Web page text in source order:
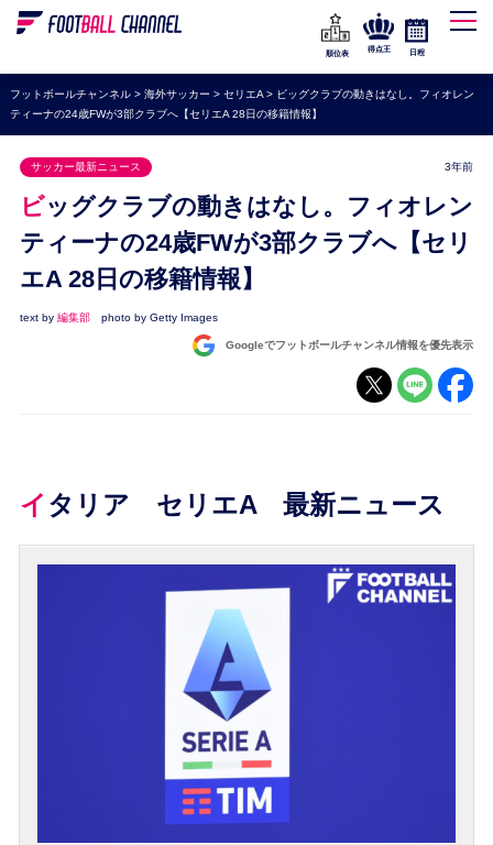
WEリーグ
海外サッカー
プレミアリーグ
ラ・リーガ
セリエA
ブンデスリーガ
UEFA
ナショナルチーム
順位表
得点王 日程
フットボールチャンネル> 海外サッカー > セリエA> ビッグクラブの動きはなし。フィオレン
ティーナの24歳FWが3部クラブへ【セリエA 28日の移籍情報】
サッカー最新ニュース 3年前
ビッグクラブの動きはなし。フィオレン
ティーナの24歳FWが3部クラブへ【セリ
エA 28日の移籍情報】
text by 編集部 photo by Getty Images
Googleでフットボールチャンネル情報を優先表示
イタリア セリエA 最新ニュース